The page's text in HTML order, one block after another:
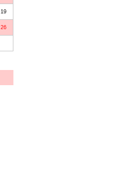
19
26